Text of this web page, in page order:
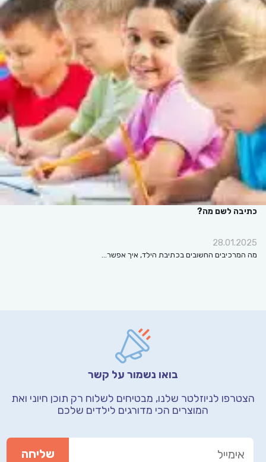
כתיבה לשם מה?
28.01.2025
מה המרכיבים החשובים בכתיבת הילד, איך אפשר…
בואו נשמור על קשר
הצטרפו לניוזלטר שלנו, מבטיחים לשלוח רק תוכן חיוני ואת
המוצרים הכי מדורגים לילדים שלכם